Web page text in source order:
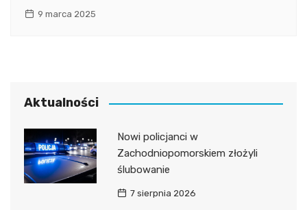
9 marca 2025
Aktualności
Nowi policjanci w
Zachodniopomorskiem złożyli
ślubowanie
7 sierpnia 2026